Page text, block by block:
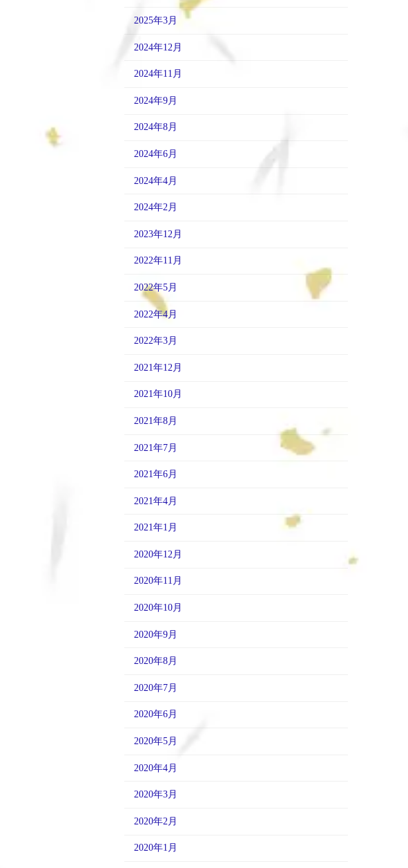
2025年3月
2024年12月
2024年11月
2024年9月
2024年8月
2024年6月
2024年4月
2024年2月
2023年12月
2022年11月
2022年5月
2022年4月
2022年3月
2021年12月
2021年10月
2021年8月
2021年7月
2021年6月
2021年4月
2021年1月
2020年12月
2020年11月
2020年10月
2020年9月
2020年8月
2020年7月
2020年6月
2020年5月
2020年4月
2020年3月
2020年2月
2020年1月